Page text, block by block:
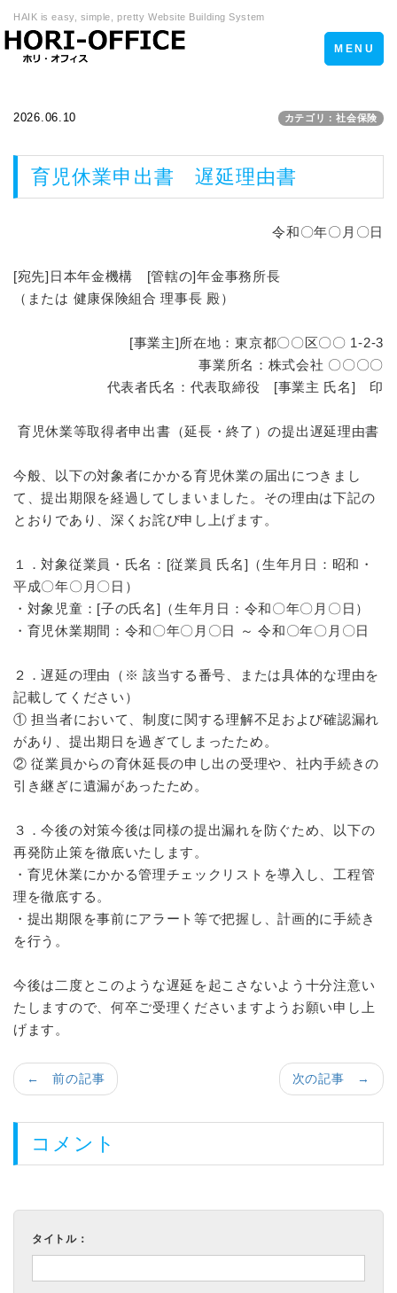
HAIK is easy, simple, pretty Website Building System
Toggle
navigation
MENU
2026.06.10 カテゴリ：社会保険
育児休業申出書 遅延理由書
令和〇年〇月〇日
[宛先]日本年金機構 [管轄の]年金事務所長
（または 健康保険組合 理事長 殿）
[事業主]所在地：東京都〇〇区〇〇 1-2-3
事業所名：株式会社 〇〇〇〇
代表者氏名：代表取締役 [事業主 氏名] 印
育児休業等取得者申出書（延長・終了）の提出遅延理由書
今般、以下の対象者にかかる育児休業の届出につきまし
て、提出期限を経過してしまいました。その理由は下記の
とおりであり、深くお詫び申し上げます。
１．対象従業員・氏名：[従業員 氏名]（生年月日：昭和・
平成〇年〇月〇日）
・対象児童：[子の氏名]（生年月日：令和〇年〇月〇日）
・育児休業期間：令和〇年〇月〇日 ～ 令和〇年〇月〇日
２．遅延の理由（※ 該当する番号、または具体的な理由を
記載してください）
① 担当者において、制度に関する理解不足および確認漏れ
があり、提出期日を過ぎてしまったため。
② 従業員からの育休延長の申し出の受理や、社内手続きの
引き継ぎに遺漏があったため。
３．今後の対策今後は同様の提出漏れを防ぐため、以下の
再発防止策を徹底いたします。
・育児休業にかかる管理チェックリストを導入し、工程管
理を徹底する。
・提出期限を事前にアラート等で把握し、計画的に手続き
を行う。
今後は二度とこのような遅延を起こさないよう十分注意い
たしますので、何卒ご受理くださいますようお願い申し上
げます。
次の記事 →
← 前の記事
コメント
タイトル：